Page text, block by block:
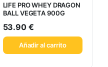
LIFE PRO WHEY DRAGON
BALL VEGETA 900G
53.90 €
Añadir al carrito